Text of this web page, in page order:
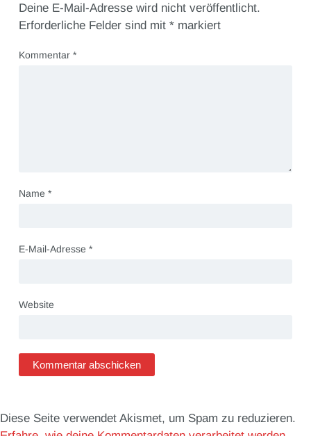
Deine E-Mail-Adresse wird nicht veröffentlicht.
Erforderliche Felder sind mit *markiert
Kommentar *
Name *
E-Mail-Adresse *
Website
Diese Seite verwendet Akismet, um Spam zu reduzieren.